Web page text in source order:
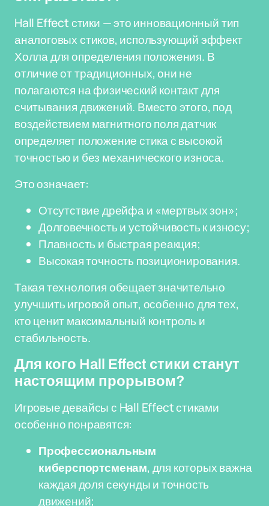
Hall Effect стики — это инновационный тип
аналоговых стиков, использующий эффект
Холла для определения положения. В
отличие от традиционных, они не
полагаются на физический контакт для
считывания движений. Вместо этого, под
воздействием магнитного поля датчик
определяет положение стика с высокой
точностью и без механического износа.
Это означает:
Отсутствие дрейфа и «мертвых зон»;
Долговечность и устойчивость к износу;
Плавность и быстрая реакция;
Высокая точность позиционирования.
Такая технология обещает значительно
улучшить игровой опыт, особенно для тех,
кто ценит максимальный контроль и
стабильность.
Для кого Hall Effect стики станут
настоящим прорывом?
Игровые девайсы с Hall Effect стиками
особенно понравятся:
Профессиональным
киберспортсменам, для которых важна
каждая доля секунды и точность
движений;